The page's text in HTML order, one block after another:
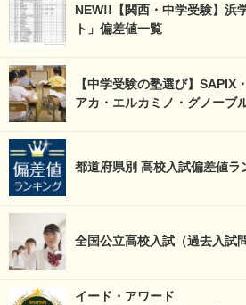
NEW!!【関西・中学受験】浜
ト」偏差値一覧
【中学受験の塾選び】SAPIX
アカ・エルカミノ・グノーブ
都道府県別 高校入試偏差値ラ
全国公立高校入試（過去入試
イード・アワード